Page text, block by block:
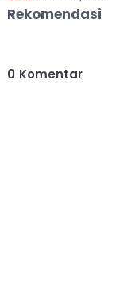
Rekomendasi
0 Komentar